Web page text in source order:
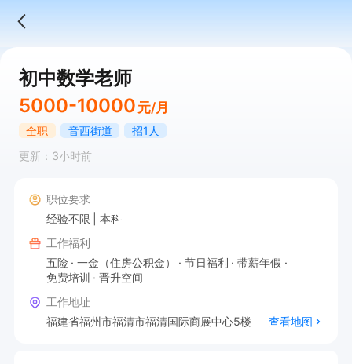
初中数学老师
5000-10000 元/月
全职 音西街道
招1人
更新：3小时前
职位要求
经验不限
本科
工作福利
五险
一金（住房公积金） 节日福利
带薪年假
免费培训
晋升空间
工作地址
福建省福州市福清市福清国际商展中心5楼
查看地图